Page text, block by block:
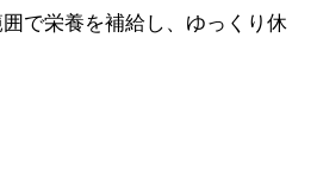
で栄養を補給し、ゆっくり休